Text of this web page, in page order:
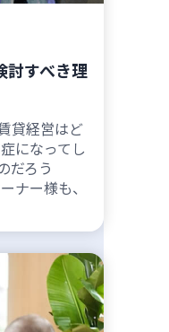
討すべき理
貸経営はど
になってし
だろう
ナー様も、